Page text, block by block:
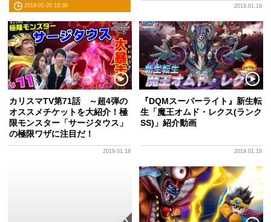
2019-01-20 10:30 2019.01.19
カリスマTV第71話 ～超4弾の
オススメチケットを大紹介！極
限モンスター「サージタウス」
の極限ワザに注目だ！
2019.01.18
『DQMスーパーライト』新生転
生「魔王オムド・レクス(ランク
SS)」紹介動画
2019.01.18